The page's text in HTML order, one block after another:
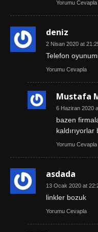
Yorumu Cevapla
deniz
2 Nisan 2020 at
Telefon
Yorumu Cevapla
Mustafa
6 Haziran 2020
bazen
Yorumu Cevapla
asdada
13 Ocak 2020 at
linkler bozuk
Yorumu Cevapla